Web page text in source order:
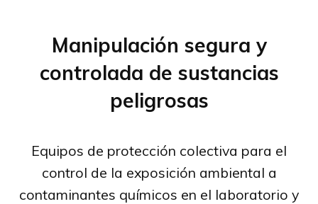
Manipulación segura y
controlada de sustancias
peligrosas
Equipos de protección colectiva para el
control de la exposición ambiental a
contaminantes químicos en el laboratorio y